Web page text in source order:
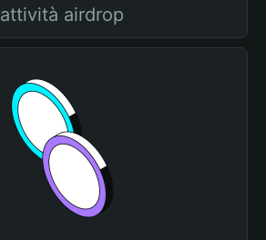
attività airdrop